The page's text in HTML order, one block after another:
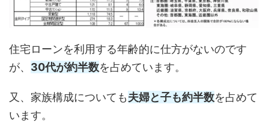
住宅ローンを利用する年齢的に仕方がないのです
が、 30代が約半数を占めています。
又、家族構成についても夫婦と子も約半数を占めて
います。